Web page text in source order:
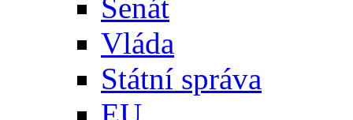
Senát
Vláda
Státní správa